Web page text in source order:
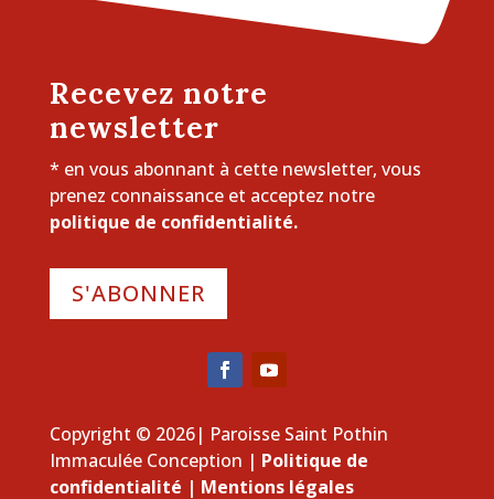
Recevez notre
newsletter
* en vous abonnant à cette newsletter, vous
prenez connaissance et acceptez notre
politique de confidentialité.
S'ABONNER
Copyright © 2026| Paroisse Saint Pothin
Immaculée Conception | Politique de
confidentialité | Mentions légales